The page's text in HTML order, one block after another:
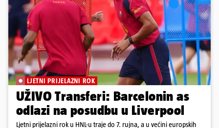
LJETNI PRIJELAZNI ROK
UŽIVO Transferi: Barcelonin as
odlazi na posudbu u Liverpool
Ljetni prijelazni rok u HNL-u traje do 7. rujna, a u većini europskih